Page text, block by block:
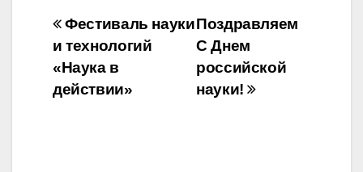
Навигация
по
записям
Поздравляем
С Днем
российской
науки!
Фестиваль науки
и технологий
«Наука в
действии»